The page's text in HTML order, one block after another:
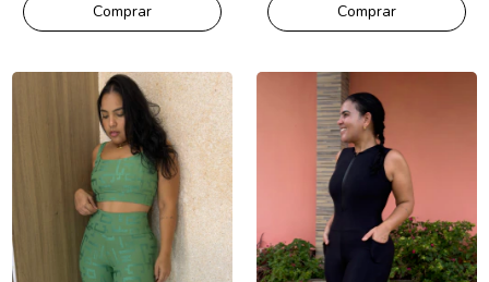
Comprar Comprar